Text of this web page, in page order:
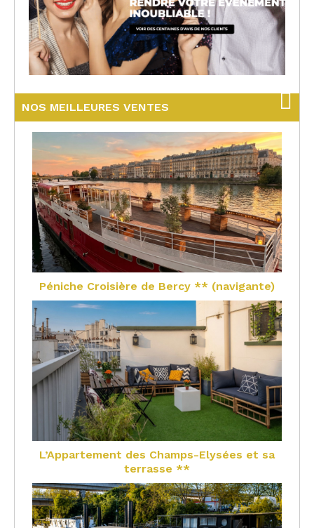
NOS MEILLEURES VENTES
Péniche Croisière de Bercy ** (navigante)
L’Appartement des Champs-Elysées et sa
terrasse **